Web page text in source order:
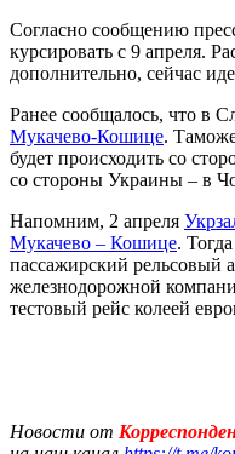
Согласно сообщению
курсировать с 9 апреля.
дополнительно, сейчас
Ранее сообщалось, что в
Мукачево-Кошице.
будет происходить со
со стороны Украины – в
Напомним, 2 апреля
Мукачево – Кошице.
пассажирский рельсовый
железнодорожной
тестовый рейс колеей
Новости от